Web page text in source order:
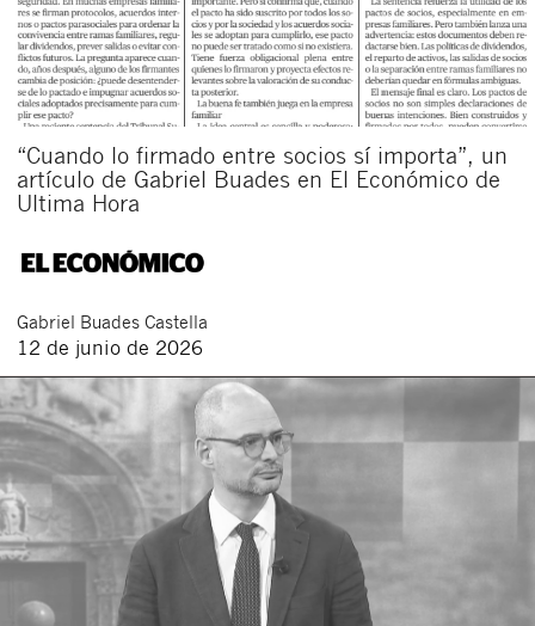
“Cuando lo firmado entre socios sí importa”, un
artículo de Gabriel Buades en El Económico de
Ultima Hora
Gabriel Buades Castella
12 de junio de 2026